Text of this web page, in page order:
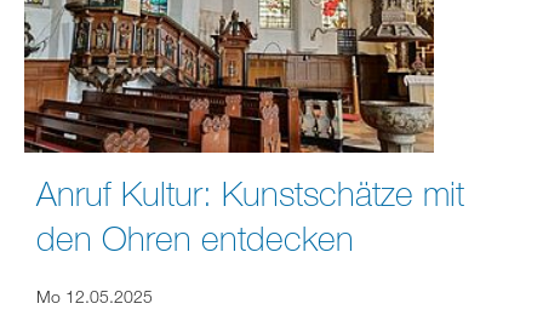
Anruf Kultur: Kunstschätze mit
den Ohren entdecken
Mo 12.05.2025